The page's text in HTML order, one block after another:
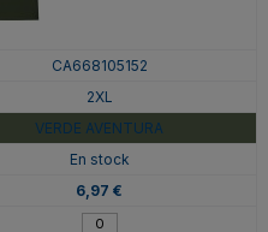
CA668105152
2XL
VERDE AVENTURA
En stock
6,97 €